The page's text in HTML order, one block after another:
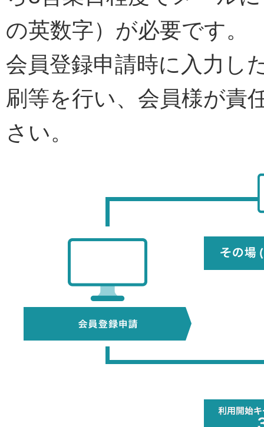
の英数字）が必要です。
会員登録申請時に入力し
刷等を行い、会員様が責
さい。